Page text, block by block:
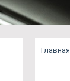
Главная